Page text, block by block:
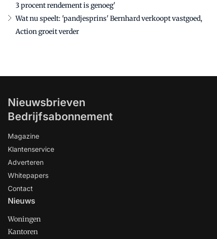
3 procent rendement is genoeg'
Wat nu speelt: 'pandjesprins' Bernhard verkoopt vastgoed,
Action groeit verder
Nieuwsbrieven
Bedrijfsabonnement
Magazine
Klantenservice
Adverteren
Whitepapers
Contact
Nieuws
Woningen
Kantoren